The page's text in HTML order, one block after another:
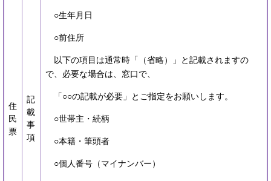
住
民
票
記
載
事
項
○生年月日
○前住所
以下の項目は通常時「（省略）」と記載されますの
で、必要な場合は、窓口で、
「○○の記載が必要」とご指定をお願いします。
○世帯主・続柄
○本籍・筆頭者
○個人番号（マイナンバー）